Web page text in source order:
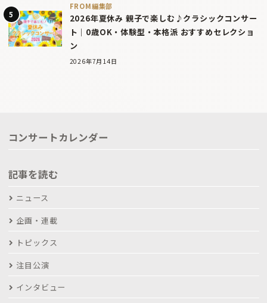
FROM編集部
2026年夏休み 親子で楽しむ♪クラシックコンサー
ト｜0歳OK・体験型・本格派 おすすめセレクショ
ン
2026年7月14日
コンサートカレンダー
記事を読む
ニュース
企画・連載
トピックス
注目公演
インタビュー